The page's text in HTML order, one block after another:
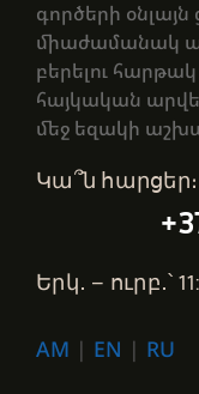
գործերի օնլայն
միաժամանակ
բերելու
հայկական
մեջ եզակի
Կա՞ն
Երկ․ – ուրբ․՝
AM | EN | RU